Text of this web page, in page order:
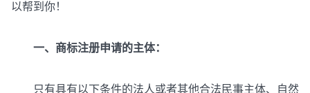
以帮到你！
一、商标注册申请的主体：
只有具有以下条件的法人或者其他合法民事主体、自然